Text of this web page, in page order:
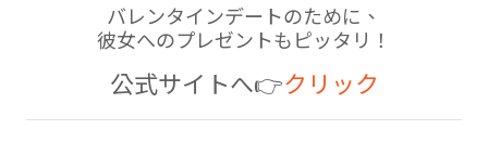
バレンタインデートのために、
彼女へのプレゼントもピッタリ！
公式サイトへ👉クリック